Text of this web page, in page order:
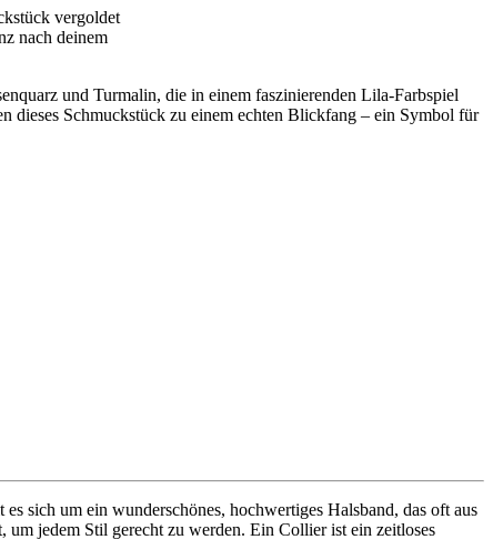
vergoldet
nach deinem
und Turmalin, die in einem faszinierenden Lila-Farbspiel
dieses Schmuckstück zu einem echten Blickfang – ein Symbol für
sich um ein wunderschönes, hochwertiges Halsband, das oft aus
jedem Stil gerecht zu werden. Ein Collier ist ein zeitloses